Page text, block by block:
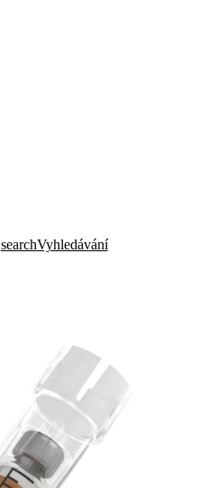
searchVyhledávání